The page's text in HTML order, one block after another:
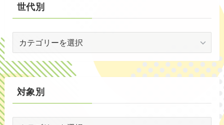
世代別
別
対象別